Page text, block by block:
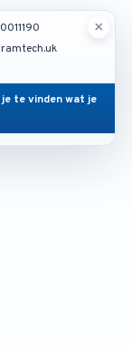
×
te vinden wat je